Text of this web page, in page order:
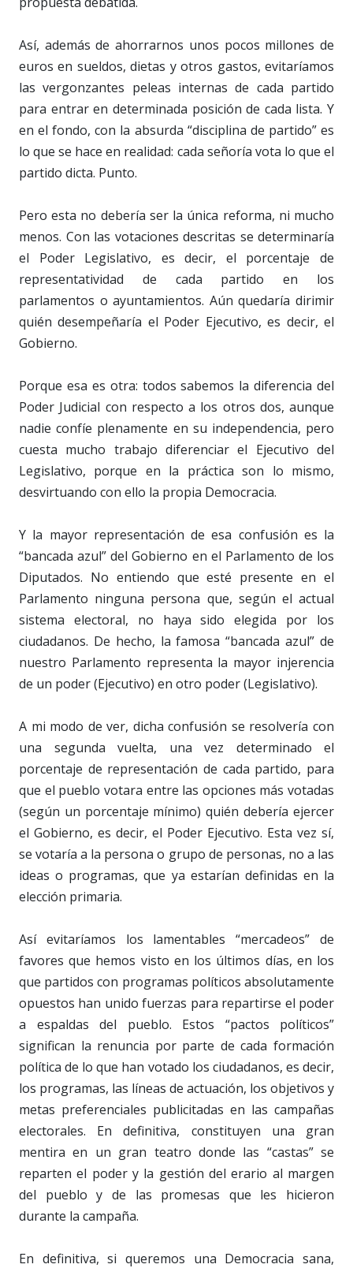
Así, además de ahorrarnos unos pocos millones de
euros en sueldos, dietas y otros gastos, evitaríamos
las vergonzantes peleas internas de cada partido
para entrar en determinada posición de cada lista. Y
en el fondo, con la absurda “disciplina de partido” es
lo que se hace en realidad: cada señoría vota lo que el
partido dicta. Punto.
Pero esta no debería ser la única reforma, ni mucho
menos. Con las votaciones descritas se determinaría
el Poder Legislativo, es decir, el porcentaje de
representatividad de cada partido en los
parlamentos o ayuntamientos. Aún quedaría dirimir
quién desempeñaría el Poder Ejecutivo, es decir, el
Gobierno.
Porque esa es otra: todos sabemos la diferencia del
Poder Judicial con respecto a los otros dos, aunque
nadie confíe plenamente en su independencia, pero
cuesta mucho trabajo diferenciar el Ejecutivo del
Legislativo, porque en la práctica son lo mismo,
desvirtuando con ello la propia Democracia.
Y la mayor representación de esa confusión es la
“bancada azul” del Gobierno en el Parlamento de los
Diputados. No entiendo que esté presente en el
Parlamento ninguna persona que, según el actual
sistema electoral, no haya sido elegida por los
ciudadanos. De hecho, la famosa “bancada azul” de
nuestro Parlamento representa la mayor injerencia
de un poder (Ejecutivo) en otro poder (Legislativo).
A mi modo de ver, dicha confusión se resolvería con
una segunda vuelta, una vez determinado el
porcentaje de representación de cada partido, para
que el pueblo votara entre las opciones más votadas
(según un porcentaje mínimo) quién debería ejercer
el Gobierno, es decir, el Poder Ejecutivo. Esta vez sí,
se votaría a la persona o grupo de personas, no a las
ideas o programas, que ya estarían definidas en la
elección primaria.
Así evitaríamos los lamentables “mercadeos” de
favores que hemos visto en los últimos días, en los
que partidos con programas políticos absolutamente
opuestos han unido fuerzas para repartirse el poder
a espaldas del pueblo. Estos “pactos políticos”
significan la renuncia por parte de cada formación
política de lo que han votado los ciudadanos, es decir,
los programas, las líneas de actuación, los objetivos y
metas preferenciales publicitadas en las campañas
electorales. En definitiva, constituyen una gran
mentira en un gran teatro donde las “castas” se
reparten el poder y la gestión del erario al margen
del pueblo y de las promesas que les hicieron
durante la campaña.
En definitiva, si queremos una Democracia sana,